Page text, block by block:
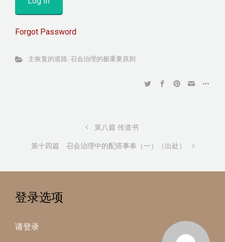
Forgot Password
主恢复的道路, 召会治理的极重要原则
第八篇 传道书
第十四篇 召会治理中的配搭事奉（一）（出处）
登录选项
请登录